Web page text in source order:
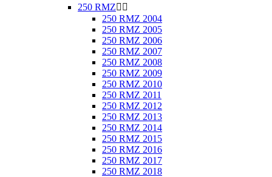
250 RMZ 
250 RMZ 2004
250 RMZ 2005
250 RMZ 2006
250 RMZ 2007
250 RMZ 2008
250 RMZ 2009
250 RMZ 2010
250 RMZ 2011
250 RMZ 2012
250 RMZ 2013
250 RMZ 2014
250 RMZ 2015
250 RMZ 2016
250 RMZ 2017
250 RMZ 2018